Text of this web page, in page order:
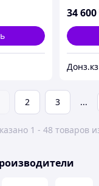
34 600
Донз.кз
2 3 ...
1 - 48 товаров